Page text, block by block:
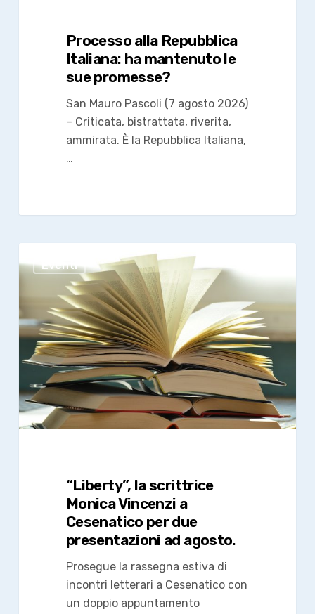
Processo alla Repubblica
Italiana: ha mantenuto le
sue promesse?
San Mauro Pascoli (7 agosto 2026)
– Criticata, bistrattata, riverita,
ammirata. È la Repubblica Italiana,
…
Eventi
la
scrittrice
Monica
Vincenzi
Cesenatico
due
presentazioni
“Liberty”, la scrittrice
Monica Vincenzi a
Cesenatico per due
presentazioni ad agosto.
Prosegue la rassegna estiva di
incontri letterari a Cesenatico con
un doppio appuntamento